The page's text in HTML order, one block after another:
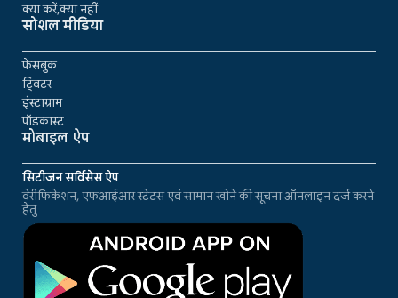
क्या करें,क्या नहीं
सोशल मीडिया
फेसबुक
ट्विटर
इंस्टाग्राम
पॉडकास्ट
मोबाइल ऐप
सिटीजन सर्विसेस ऐप
वेरीफिकेशन, एफआईआर स्टेटस एवं सामान खोने की सूचना ऑनलाइन दर्ज करने
हेतु